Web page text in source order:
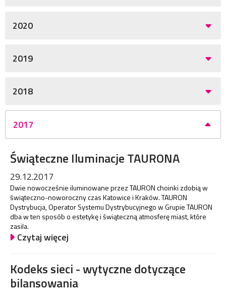
2020
2019
2018
2017
Świąteczne Iluminacje TAURONA
29.12.2017
Dwie nowocześnie iluminowane przez TAURON choinki zdobią w
świąteczno-noworoczny czas Katowice i Kraków. TAURON
Dystrybucja, Operator Systemu Dystrybucyjnego w Grupie TAURON
dba w ten sposób o estetykę i świąteczną atmosferę miast, które
zasila.
Czytaj więcej
Kodeks sieci - wytyczne dotyczące
bilansowania